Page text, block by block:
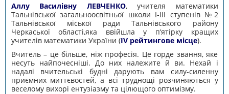
Аллу Василівну ЛЕВЧЕНКО, учителя математики
Тальнівської загальноосвітньої школи І-ІІІ ступенів №2
Тальнівської міської ради Тальнівського району
Черкаської області,яка ввійшла у п’ятірку кращих
учителів математики України (ІV рейтингове місце).
Вчитель – це більше, ніж професія. Це горде звання, яке
несуть найпочесніші. До них належите й ви. Нехай і
надалі вчительські будні дарують вам силу-силенну
приємних миттєвостей, а всі труднощі розчиняються у
веселому вихорі ентузіазму та цілющого оптимізму.